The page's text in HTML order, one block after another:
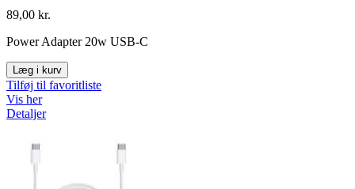
89,00 kr.
Power Adapter 20w USB-C
Læg i kurv
Tilføj til favoritliste
Vis her
Detaljer